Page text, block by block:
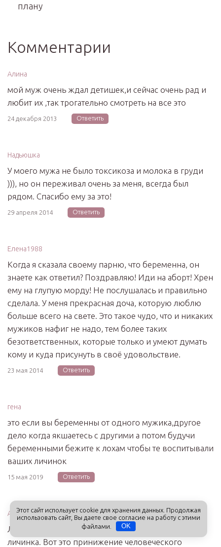
плану
Комментарии
Алина
мой муж очень ждал детишек,и сейчас очень рад и
любит их ,так трогательно смотреть на все это
24 декабря 2013 Ответить
Надьюшка
У моего мужа не было токсикоза и молока в груди
))), но он переживал очень за меня, всегда был
рядом. Спасибо ему за это!
29 апреля 2014 Ответить
Елена1988
Когда я сказала своему парню, что беременна, он
знаете как ответил? Поздравляю! Иди на аборт! Хрен
ему на глупую морду! Не послушалась и правильно
сделала. У меня прекрасная доча, которую люблю
больше всего на свете. Это такое чудо, что и никаких
мужиков нафиг не надо, тем более таких
безответственных, которые только и умеют думать
кому и куда присунуть в своё удовольствие.
23 мая 2014 Ответить
гена
это если вы беременны от одного мужика,другое
дело когда якшаетесь с другими а потом будучи
беременными бежите к лохам чтобы те воспитывали
ваших личинок
15 мая 2019 Ответить
Анастасия
Личинок… Что ж, поздравляю, тогда вы — тоже
личинка. Вот это принижение человеческого
Этот сайт использует cookie для хранения данных. Продолжая
использовать сайт, Вы даете свое согласие на работу с этими
файлами.
OK